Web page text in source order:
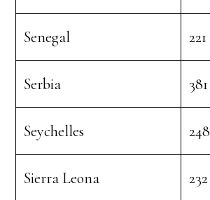
Senegal 221
Serbia 381
Seychelles 248
Sierra Leona 232